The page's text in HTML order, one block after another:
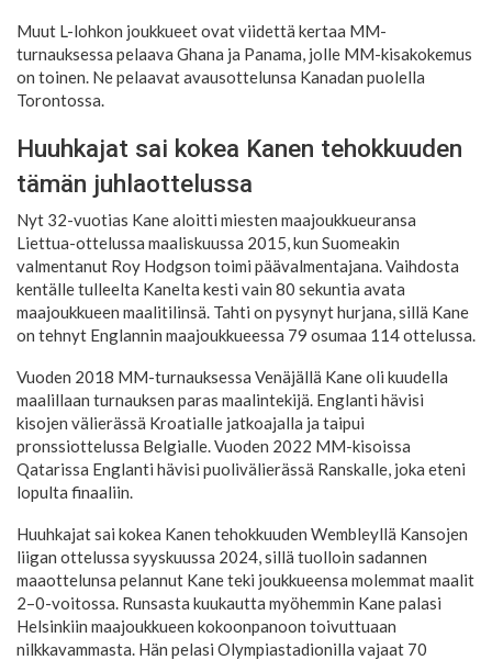
Muut L-lohkon joukkueet ovat viidettä kertaa MM-
turnauksessa pelaava Ghana ja Panama, jolle MM-kisakokemus
on toinen. Ne pelaavat avausottelunsa Kanadan puolella
Torontossa.
Huuhkajat sai kokea Kanen tehokkuuden
tämän juhlaottelussa
Nyt 32-vuotias Kane aloitti miesten maajoukkueuransa
Liettua-ottelussa maaliskuussa 2015, kun Suomeakin
valmentanut Roy Hodgson toimi päävalmentajana. Vaihdosta
kentälle tulleelta Kanelta kesti vain 80 sekuntia avata
maajoukkueen maalitilinsä. Tahti on pysynyt hurjana, sillä Kane
on tehnyt Englannin maajoukkueessa 79 osumaa 114 ottelussa.
Vuoden 2018 MM-turnauksessa Venäjällä Kane oli kuudella
maalillaan turnauksen paras maalintekijä. Englanti hävisi
kisojen välierässä Kroatialle jatkoajalla ja taipui
pronssiottelussa Belgialle. Vuoden 2022 MM-kisoissa
Qatarissa Englanti hävisi puolivälierässä Ranskalle, joka eteni
lopulta finaaliin.
Huuhkajat sai kokea Kanen tehokkuuden Wembleyllä Kansojen
liigan ottelussa syyskuussa 2024, sillä tuolloin sadannen
maaottelunsa pelannut Kane teki joukkueensa molemmat maalit
2–0-voitossa. Runsasta kuukautta myöhemmin Kane palasi
Helsinkiin maajoukkueen kokoonpanoon toivuttuaan
nilkkavammasta. Hän pelasi Olympiastadionilla vajaat 70